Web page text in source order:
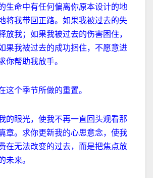
生命中有任何偏离你原本设计的地
将我带回正路。如果我被过去的失
放我；如果我被过去的伤害困住，
果我被过去的成功捆住，不愿意进
你帮助我放手。
这个季节所做的重置。
的眼光，使我不再一直回头观看那
章。求你更新我的心思意念，使我
在无法改变的过去，而是把焦点放
未来。